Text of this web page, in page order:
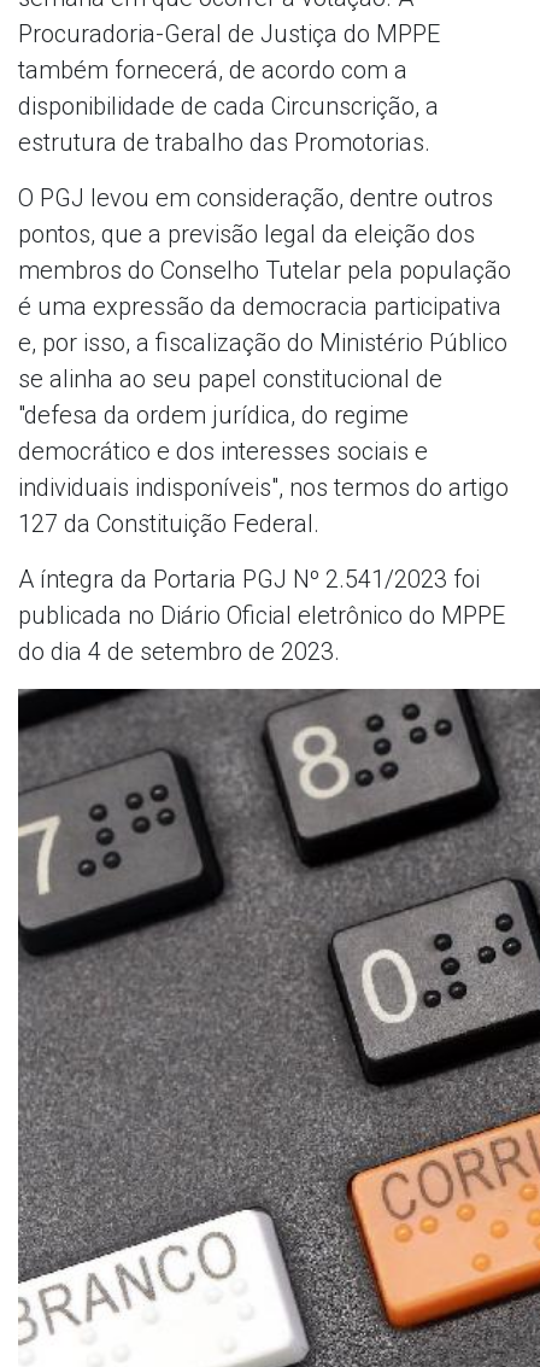
Procuradoria-Geral de Justiça do MPPE
também fornecerá, de acordo com a
disponibilidade de cada Circunscrição, a
estrutura de trabalho das Promotorias.
O PGJ levou em consideração, dentre outros
pontos, que a previsão legal da eleição dos
membros do Conselho Tutelar pela população
é uma expressão da democracia participativa
e, por isso, a fiscalização do Ministério Público
se alinha ao seu papel constitucional de
"defesa da ordem jurídica, do regime
democrático e dos interesses sociais e
individuais indisponíveis", nos termos do artigo
127 da Constituição Federal.
A íntegra da Portaria PGJ Nº 2.541/2023 foi
publicada no Diário Oficial eletrônico do MPPE
do dia 4 de setembro de 2023.